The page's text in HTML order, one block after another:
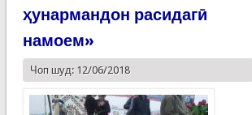
ҳунармандон расидагӣ
намоем»
Чоп шуд: 12/06/2018